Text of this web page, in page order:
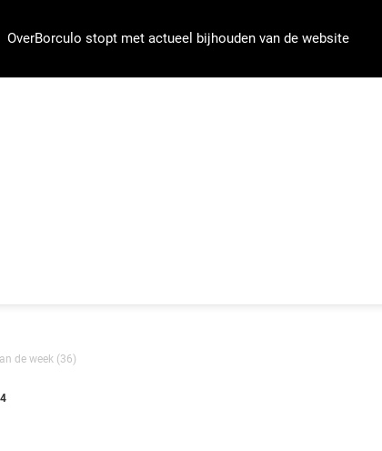
OverBorculo stopt met actueel bijhouden van de website
de week (36)